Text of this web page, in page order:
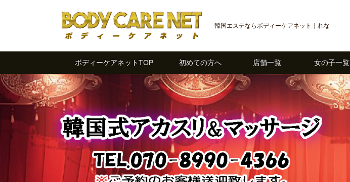
韓国エステならボディーケアネット｜れな
ボディーケアネットTOP 初めての方へ 店舗一覧 女の子一覧